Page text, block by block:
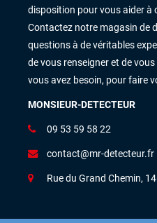
disposition pour vous aider à
Contactez notre magasin de
questions à de véritables
de vous renseigner et de
vous avez besoin, pour faire
MONSIEUR-DETECTEUR
09 53 59 58 22
contact@mr-detecteur.fr
Rue du Grand Chemin,